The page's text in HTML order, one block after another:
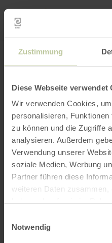
Zustimmung
Diese Webseite verwendet
Wir verwenden Cookies,
personalisieren,
zu können und die Zugriffe
analysieren. Außerdem
Verwendung unserer
soziale Medien, Werbung
Partner führen diese
weiteren Daten zusammen,
Notwendig